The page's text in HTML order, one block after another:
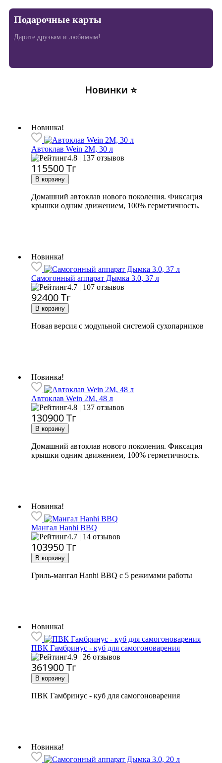
Подарочные карты
Дарите друзьям и любимым!
Новинки ⭐
Новинка!
Автоклав Wein 2M, 30 л
4.8 | 137 отзывов
115500Тг
Домашний автоклав нового поколения. Фиксация
крышки одним движением, 100% герметичность.
Новинка!
Самогонный аппарат Дымка 3.0, 37 л
4.7 | 107 отзывов
92400Тг
Новая версия с модульной системой сухопарников
Новинка!
Автоклав Wein 2M, 48 л
4.8 | 137 отзывов
130900Тг
Домашний автоклав нового поколения. Фиксация
крышки одним движением, 100% герметичность.
Новинка!
Мангал Hanhi BBQ
4.7 | 14 отзывов
103950Тг
Гриль-мангал Hanhi BBQ с 5 режимами работы
Новинка!
ПВК Гамбринус - куб для самогоноварения
4.9 | 26 отзывов
361900Тг
ПВК Гамбринус - куб для самогоноварения
Новинка!